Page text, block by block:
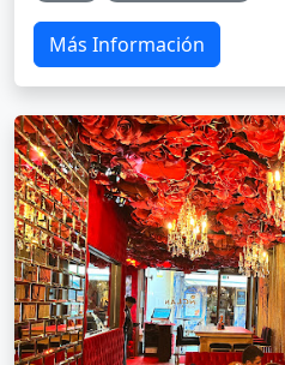
Más Información